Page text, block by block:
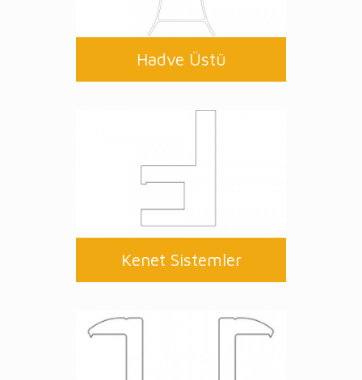
Hadve Üstü
Kenet Sistemler